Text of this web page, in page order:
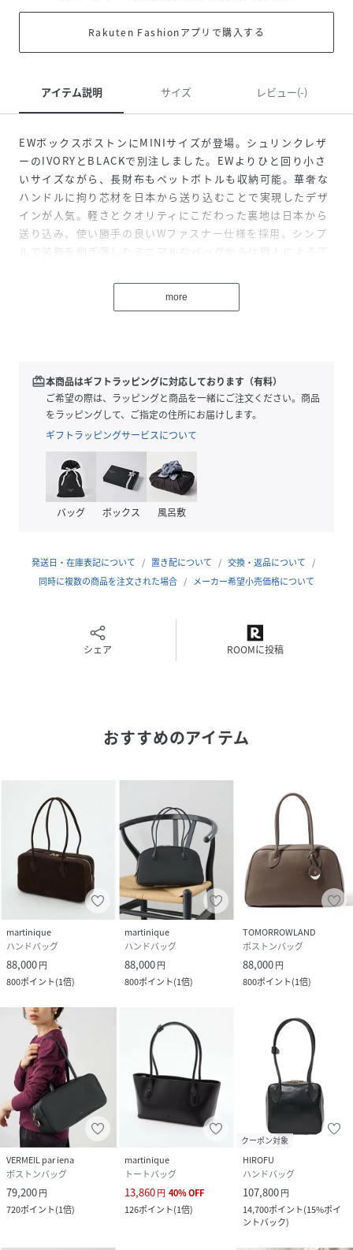
Rakuten Fashionアプリで購入する
アイテム説明 サイズ レビュー(-)
EWボックスボストンにMINIサイズが登場。シュリンクレザ
ーのIVORYとBLACKで別注しました。EWよりひと回り小さ
いサイズながら、長財布もペットボトルも収納可能。華奢な
ハンドルに拘り芯材を日本から送り込むことで実現したデザ
インが人気。軽さとクオリティにこだわった裏地は日本から
送り込み、使い勝手の良いWファスナー仕様を採用。シンプ
ルで装飾を削ぎ落したミニマルなバッグからは職人による丁
W27×H15×D9cm重さ414g
インをイタリアの老舗バッグメーカーが丁寧に作り上げてい
ます。
性別タイプ レディース
イタリア
シュリンク牛革(イタリア製)
サイズ FREE
RU0436_A0364PBG057
more
redeem本商品はギフトラッピングに対応しております（有料）
ご希望の際は、ラッピングと商品を一緒にご注文ください。商品
をラッピングして、ご指定の住所にお届けします。
ギフトラッピングサービスについて
バッグ ボックス 風呂敷
発送日・在庫表記について 置き配について
交換・返品について
同時に複数の商品を注文された場合
メーカー希望小売価格について
シェア ROOMに投稿
おすすめのアイテム
martinique
ハンドバッグ
88,000円
800ポイント(1倍)
martinique
ハンドバッグ
88,000円
800ポイント(1倍)
TOMORROWLAND
ボストンバッグ
88,000円
800ポイント(1倍)
VERMEIL par iena
ボストンバッグ
79,200円
720ポイント(1倍)
martinique
トートバッグ
13,860円 40%OFF
126ポイント(1倍)
クーポン対象
HIROFU
ハンドバッグ
107,800円
14,700ポイント(15%ポイ
ントバック)